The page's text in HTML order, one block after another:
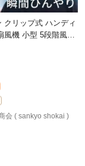
クリップ式 ハンディ
風機 小型 5段階風量
2000mAh バッグ
会 ( sankyo shokai )